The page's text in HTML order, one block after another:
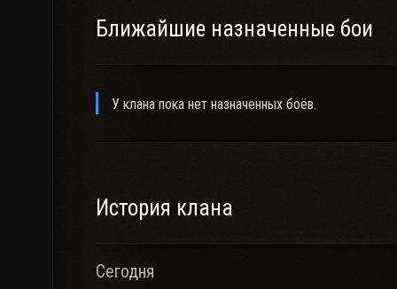
Ближайшие назначенные бои
У клана пока нет назначенных боёв.
История клана
Сегодня